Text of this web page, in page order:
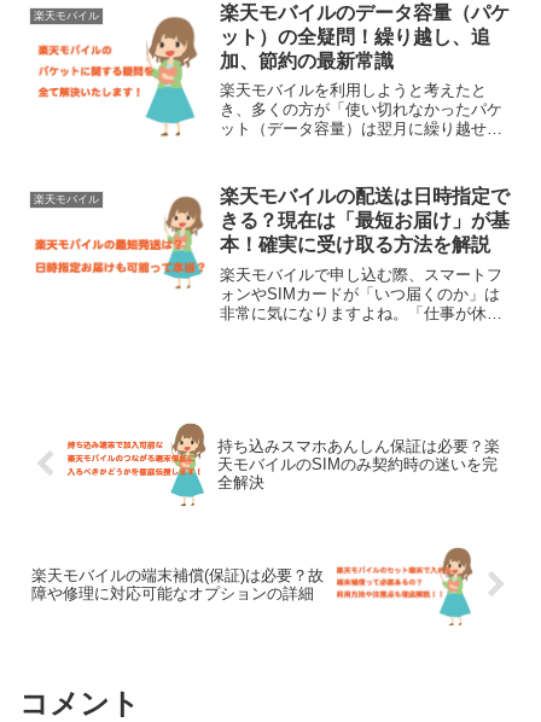
楽天モバイル
楽天モバイルのデータ容量（パケ
ット）の全疑問！繰り越し、追
加、節約の最新常識
楽天モバイルを利用しようと考えたと
き、多くの方が「使い切れなかったパケ
ット（データ容量）は翌月に繰り越せる
って、繰り越し機能は「無駄をなくすた
めの必須条件」だったからで...
楽天モバイル
楽天モバイルの配送は日時指定で
きる？現在は「最短お届け」が基
本！確実に受け取る方法を解説
楽天モバイルで申し込む際、スマートフ
ォンやSIMカードが「いつ届くのか」は
非常に気になりますよね。「仕事が休み
持ち込みスマホあんしん保証は必要？楽
天モバイルのSIMのみ契約時の迷いを完
全解決
楽天モバイルの端末補償(保証)は必要？故
障や修理に対応可能なオプションの詳細
コメント